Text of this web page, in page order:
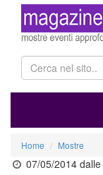
Home Mostre
07/05/2014